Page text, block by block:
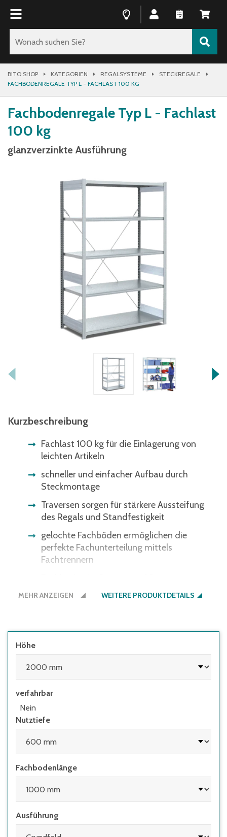
BITO SHOP KATEGORIEN REGALSYSTEME
STECKREGALE
FACHBODENREGALE TYP L - FACHLAST 100 KG
Fachbodenregale Typ L - Fachlast
100 kg
glanzverzinkte Ausführung
Kurzbeschreibung
Fachlast 100 kg für die Einlagerung von
leichten Artikeln
schneller und einfacher Aufbau durch
Steckmontage
Traversen sorgen für stärkere Aussteifung
des Regals und Standfestigkeit
gelochte Fachböden ermöglichen die
perfekte Fachunterteilung mittels
Fachtrennern
höhenverstellbar – optimale Anpassung ans
ausreichend gegen Kippen gesichert
• wenn die Höhe des obersten Fachbodens
im Verhältnis zur Regaltiefe größer 5:1 ist
• wenn Regale mit Flügeltüren eingesetzt
größer 4:1 ist
• wenn Regale mit herausziehbaren
Elementen (z.B. Schubladen) und Regale mit
Leitern eingesetzt werden
MEHR ANZEIGEN WEITERE PRODUKTDETAILS
Höhe
verfahrbar
Nein
Nutztiefe
Fachbodenlänge
Ausführung